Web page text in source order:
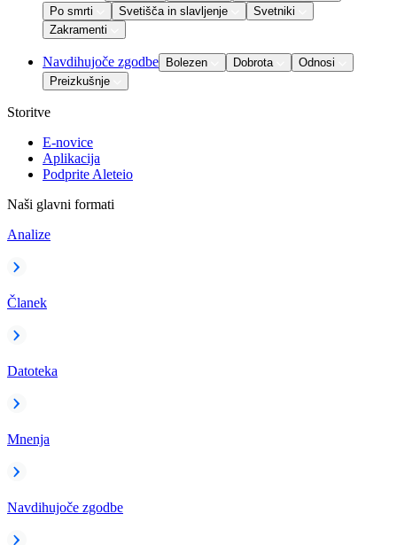
Po smrti
Svetišča in slavljenje
Svetniki
Zakramenti
Navdihujoče zgodbe Bolezen Dobrota
Odnosi
Preizkušnje
Storitve
E-novice
Aplikacija
Podprite Aleteio
Naši glavni formati
Analize
Članek
Datoteka
Mnenja
Navdihujoče zgodbe